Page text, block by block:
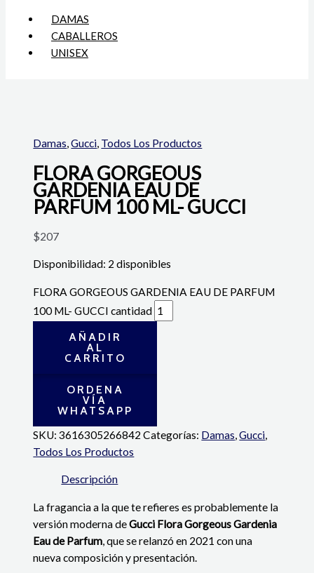
DAMAS
CABALLEROS
UNISEX
Damas,Gucci, Todos Los Productos
FLORA GORGEOUS
GARDENIA EAU DE
PARFUM 100 ML- GUCCI
$207
Disponibilidad: 2 disponibles
FLORA GORGEOUS GARDENIA EAU DE PARFUM
100 ML- GUCCI cantidad
AÑADIR
AL
CARRITO
ORDENA
VÍA
WHATSAPP
SKU:3616305266842 Categorías: Damas,Gucci,
Todos Los Productos
Descripción
La fragancia a la que te refieres es probablemente la
versión moderna deGucci Flora Gorgeous Gardenia
Eau de Parfum, que se relanzó en 2021 con una
nueva composición y presentación.